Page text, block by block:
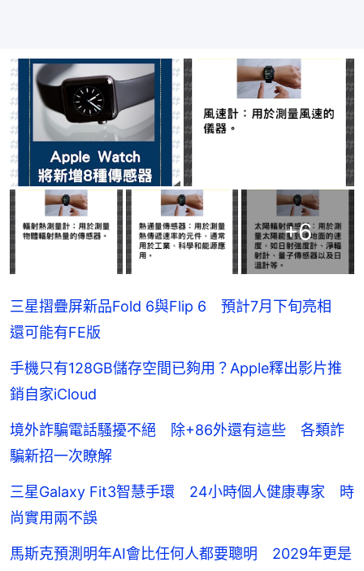
+6
三星摺疊屏新品Fold 6與Flip 6 預計7月下旬亮相
還可能有FE版
手機只有128GB儲存空間已夠用？Apple釋出影片推
銷自家iCloud
境外詐騙電話騷擾不絕 除+86外還有這些 各類詐
騙新招一次瞭解
三星Galaxy Fit3智慧手環 24小時個人健康專家 時
尚實用兩不誤
馬斯克預測明年AI會比任何人都要聰明 2029年更是